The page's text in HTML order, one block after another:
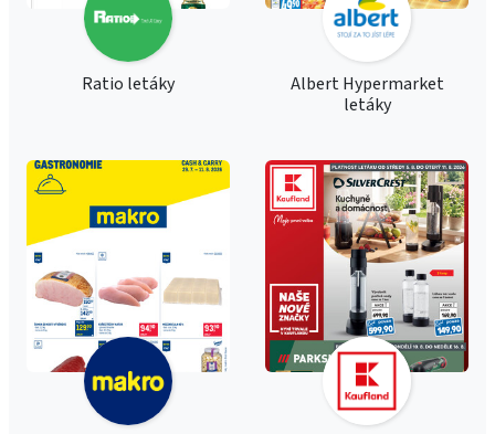
Ratio letáky
Albert Hypermarket
letáky